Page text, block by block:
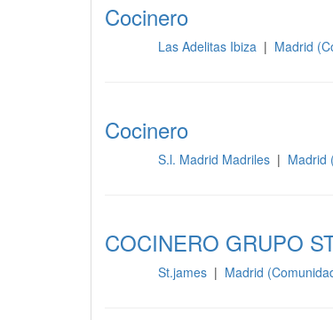
Cocinero
Las Adelitas Ibiza | Madrid
Cocinero
S.l. Madrid Madriles | Madrid
COCINERO GRUPO
St.james | Madrid